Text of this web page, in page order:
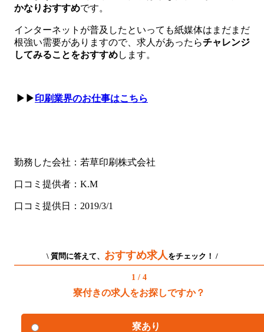
かなりおすすめです。
インターネットが普及したといっても紙媒体はまだまだ
根強い需要がありますので、求人があったらチャレンジ
してみることをおすすめします。
▶▶印刷業界のお仕事はこちら
勤務した会社：若草印刷株式会社
口コミ提供者：K.M
口コミ提供日：2019/3/1
\ 質問に答えて、 おすすめ求人 をチェック！ /
1 / 4
寮付きの求人をお探しですか？
寮あり